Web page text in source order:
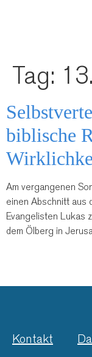
Tag:
biblische
Am vergangenen
einen Abschnitt aus
Evangelisten Lukas
dem Ölberg in
Kontakt